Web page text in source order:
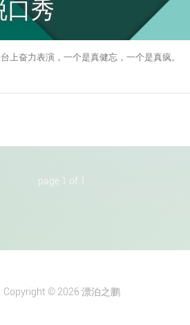
口秀
上奋力表演，一个是真健忘，一个是真疯。
page 1 of 1
Copyright © 2026 漂泊之鹏